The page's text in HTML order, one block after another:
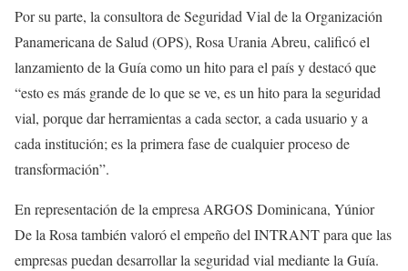
Por su parte, la consultora de Seguridad Vial de la Organización
Panamericana de Salud (OPS), Rosa Urania Abreu, calificó el
lanzamiento de la Guía como un hito para el país y destacó que
“esto es más grande de lo que se ve, es un hito para la seguridad
vial, porque dar herramientas a cada sector, a cada usuario y a
cada institución; es la primera fase de cualquier proceso de
transformación”.
En representación de la empresa ARGOS Dominicana, Yúnior
De la Rosa también valoró el empeño del INTRANT para que las
empresas puedan desarrollar la seguridad vial mediante la Guía.